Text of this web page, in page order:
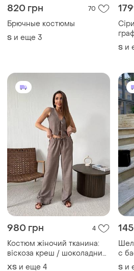
820 грн 70
Брючные костюмы
S и еще 3
S и
980 грн 4
Костюм жіночий тканина:
віскоза креш / шоколадний
та сірий колір / жіночі
ХS и еще 4
с
S и